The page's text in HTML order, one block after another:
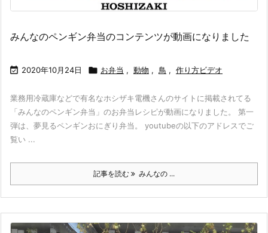
みんなのペンギン弁当のコンテンツが動画になりました
 2020年10月24日  お弁当 , 動物 , 鳥 , 作り方ビデオ
業務用冷蔵庫などで有名なホシザキ電機さんのサイトに掲載されてる
「みんなのペンギン弁当」のお弁当レシピが動画になりました。 第一
弾は、夢見るペンギンおにぎり弁当。 youtubeの以下のアドレスでご
覧い ...
記事を読む みんなの ...